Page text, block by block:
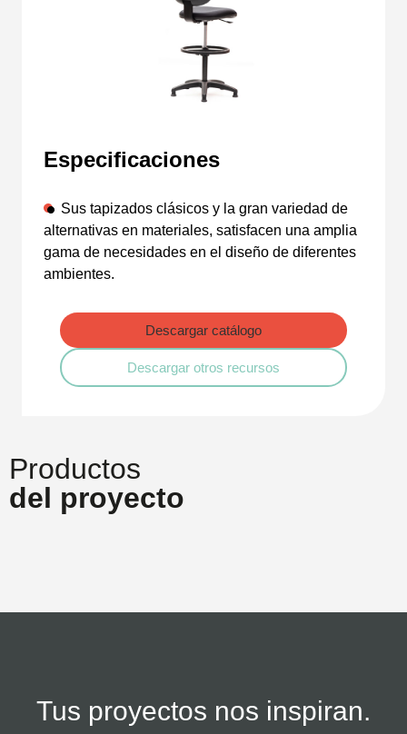
Especificaciones
Sus tapizados clásicos y la gran variedad de
alternativas en materiales, satisfacen una amplia
gama de necesidades en el diseño de diferentes
ambientes.
Descargar catálogo
Descargar otros recursos
Productos
del proyecto
Tus proyectos nos inspiran.